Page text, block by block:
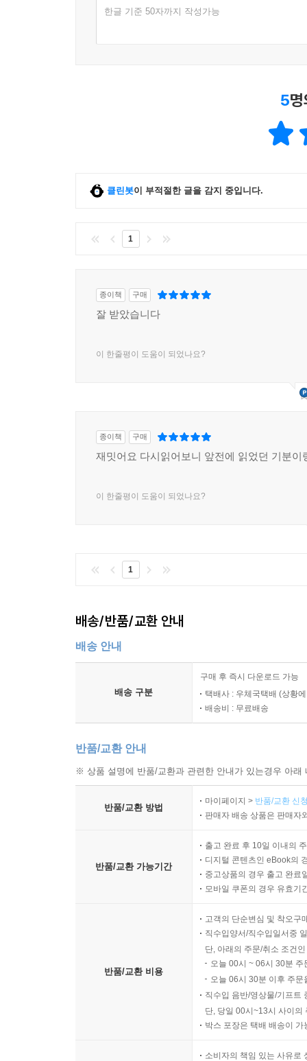
한글 기준 50자까지 작성가능
5
클린봇이 부적절한 글을 감지 중입니다.
1
종이책 구매
잘 받았습니다
이 한줄평이 도움이 되었나요?
종이책 구매
재밋어요 다시읽어보니 앞전에 읽었던 기분이
이 한줄평이 도움이 되었나요?
1
배송/반품/교환 안내
배송 안내
배송 구분
구매 후 즉시 다운로드 가능
택배사 : 우체국택배 (상황
배송비 : 무료배송
반품/교환 안내
※ 상품 설명에 반품/교환과 관련한 안내가 있는경우 아
반품/교환 방법
마이페이지 > 반품/교환 신
판매자 배송 상품은 판매자
반품/교환 가능기간
출고 완료 후 10일 이내의
디지털 콘텐츠인 eBook의
중고상품의 경우 출고 완료
모바일 쿠폰의 경우 유효기
반품/교환 비용
고객의 단순변심 및 착오구
직수입양서/직수입일서중
단, 아래의 주문/취소 조건
오늘 00시 ~ 06시 30분
오늘 06시 30분 이후 주
직수입 음반/영상물/기프트
단, 당일 00시~13시 사이의
박스 포장은 택배 배송이
소비자의 책임 있는 사유로